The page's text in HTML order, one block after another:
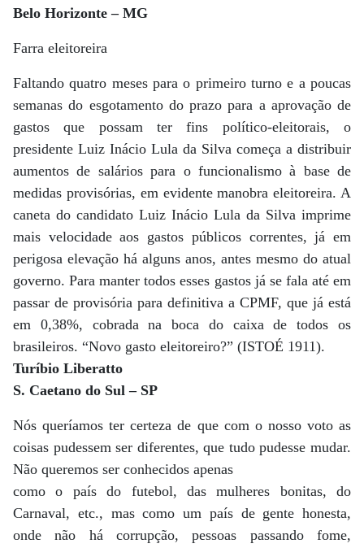
Belo Horizonte – MG
Farra eleitoreira
Faltando quatro meses para o primeiro turno e a poucas
semanas do esgotamento do prazo para a aprovação de
gastos que possam ter fins político-eleitorais, o
presidente Luiz Inácio Lula da Silva começa a distribuir
aumentos de salários para o funcionalismo à base de
medidas provisórias, em evidente manobra eleitoreira. A
caneta do candidato Luiz Inácio Lula da Silva imprime
mais velocidade aos gastos públicos correntes, já em
perigosa elevação há alguns anos, antes mesmo do atual
governo. Para manter todos esses gastos já se fala até em
passar de provisória para definitiva a CPMF, que já está
em 0,38%, cobrada na boca do caixa de todos os
brasileiros. “Novo gasto eleitoreiro?” (ISTOÉ 1911).
Turíbio Liberatto
S. Caetano do Sul – SP
Nós queríamos ter certeza de que com o nosso voto as
coisas pudessem ser diferentes, que tudo pudesse mudar.
Não queremos ser conhecidos apenas
como o país do futebol, das mulheres bonitas, do
Carnaval, etc., mas como um país de gente honesta,
onde não há corrupção, pessoas passando fome,